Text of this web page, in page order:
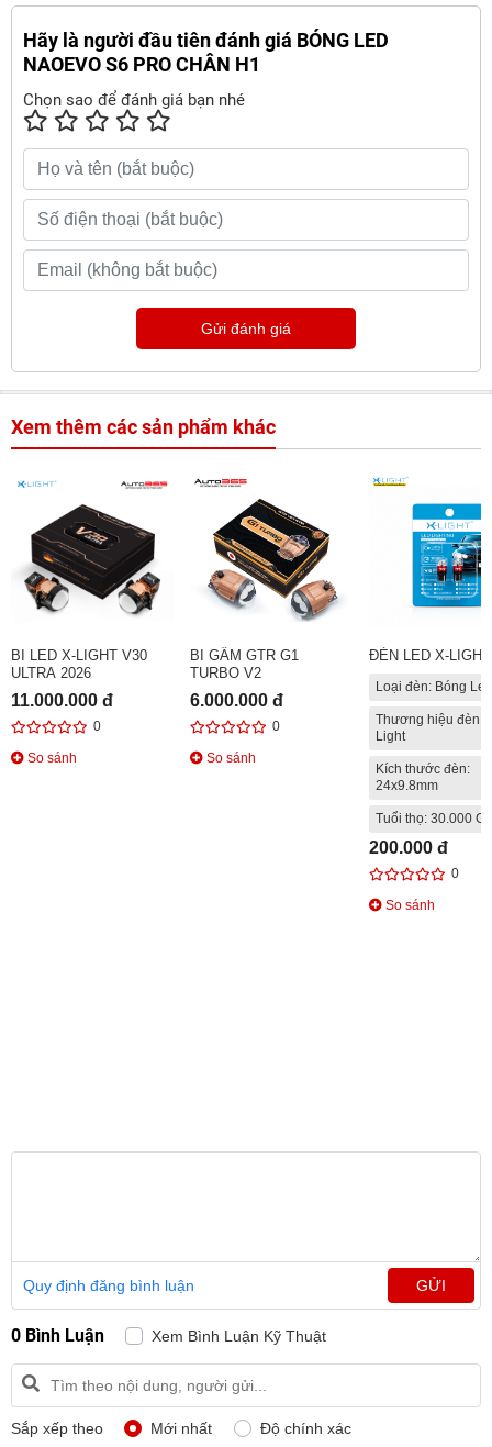
Hãy là người đầu tiên đánh giá BÓNG LED
NAOEVO S6 PRO CHÂN H1
Chọn sao để đánh giá bạn nhé
Gửi đánh giá
Xem thêm các sản phẩm khác
BI LED X-LIGHT V30
ULTRA 2026
11.000.000 đ
0
So sánh
BI GẦM GTR G1
TURBO V2
6.000.000 đ
0
So sánh
ĐÈN LED X-
Loại đèn: Bóng Led
Thương hiệu đèn:
Light
Kích thước đèn:
24x9.8mm
Tuổi thọ: 30.000
200.000 đ
0
So sánh
Quy định đăng bình luận GỬI
0 Bình Luận Xem Bình Luận Kỹ Thuật
Sắp xếp theo Mới nhất Độ chính xác